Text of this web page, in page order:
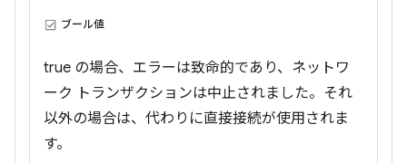
ブール値
true の場合、エラーは致命的であり、ネットワ
ーク トランザクションは中止されました。それ
以外の場合は、代わりに直接接続が使用されま
す。